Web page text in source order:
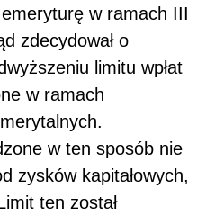
w ramach III
zdecydował o
limitu wpłat
w ramach
w ten sposób nie
zysków kapitałowych,
ten został